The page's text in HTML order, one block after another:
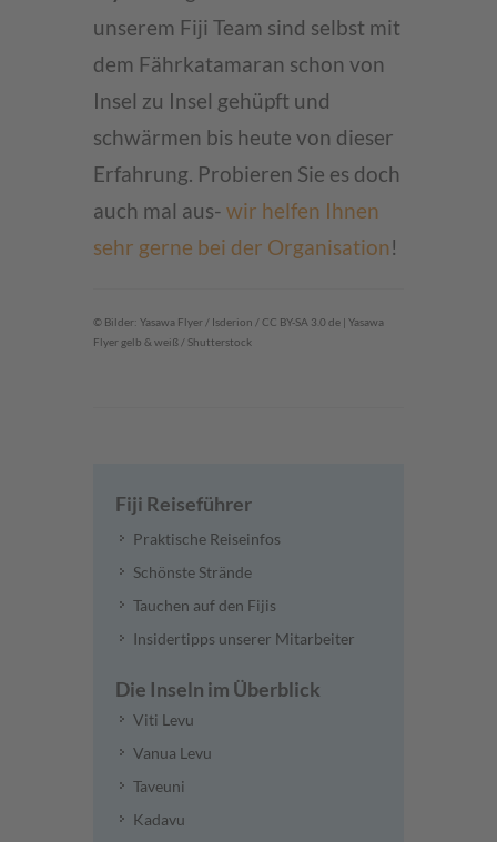
unserem Fiji Team sind selbst mit
dem Fährkatamaran schon von
Insel zu Insel gehüpft und
schwärmen bis heute von dieser
Erfahrung. Probieren Sie es doch
auch mal aus- wir helfen Ihnen
sehr gerne bei der Organisation!
© Bilder: Yasawa Flyer / Isderion / CC BY-SA 3.0 de | Yasawa
Flyer gelb & weiß / Shutterstock
Fiji Reiseführer
Praktische Reiseinfos
Schönste Strände
Tauchen auf den Fijis
Insidertipps unserer Mitarbeiter
Die Inseln im Überblick
Viti Levu
Vanua Levu
Taveuni
Kadavu